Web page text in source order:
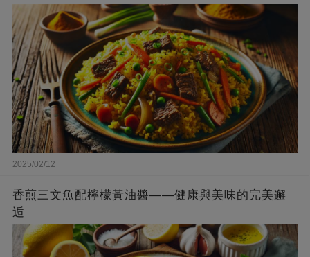
2025/02/12
香煎三文魚配檸檬黃油醬——健康與美味的完美邂
逅